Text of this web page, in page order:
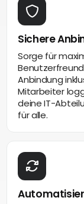
Sichere
Sorge für
Anbindung
Mitarbeiter
deine IT-
für alle.